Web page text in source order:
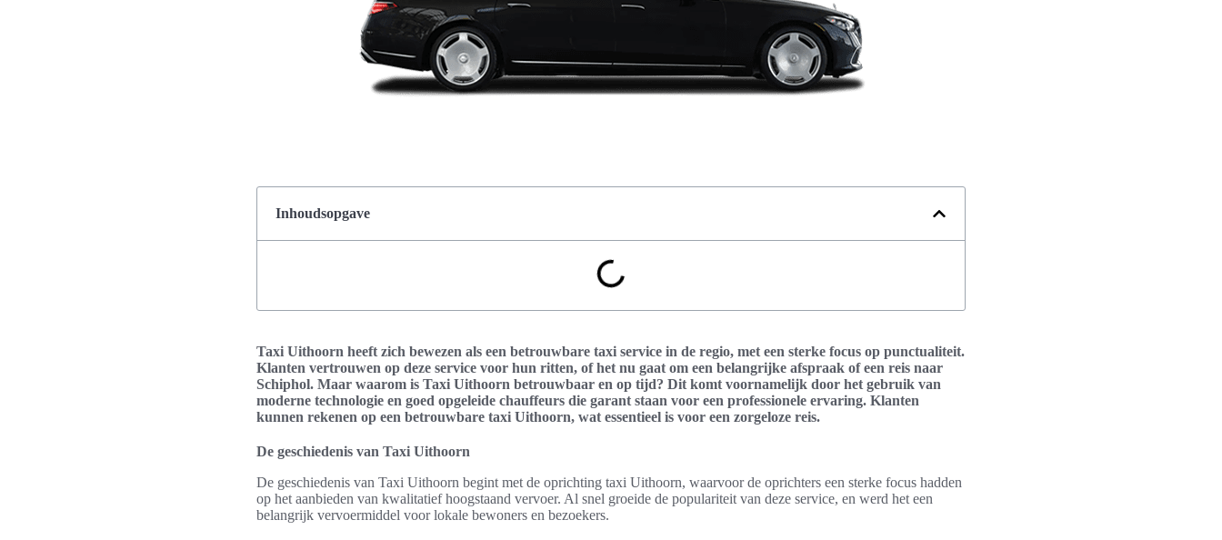
Inhoudsopgave
Taxi Uithoorn heeft zich bewezen als een betrouwbare taxi service in de regio, met een sterke focus op punctualiteit.
Klanten vertrouwen op deze service voor hun ritten, of het nu gaat om een belangrijke afspraak of een reis naar
Schiphol. Maar waarom is Taxi Uithoorn betrouwbaar en op tijd? Dit komt voornamelijk door het gebruik van
moderne technologie en goed opgeleide chauffeurs die garant staan voor een professionele ervaring. Klanten
kunnen rekenen op een betrouwbare taxi Uithoorn, wat essentieel is voor een zorgeloze reis.
De geschiedenis van Taxi Uithoorn
De geschiedenis van Taxi Uithoorn begint met de oprichting taxi Uithoorn, waarvoor de oprichters een sterke focus hadden
op het aanbieden van kwalitatief hoogstaand vervoer. Al snel groeide de populariteit van deze service, en werd het een
belangrijk vervoermiddel voor lokale bewoners en bezoekers.